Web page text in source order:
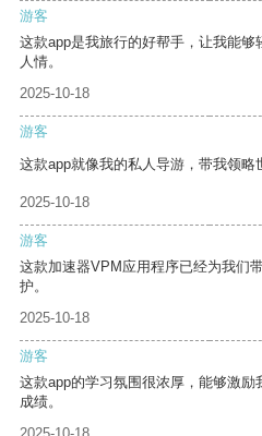
游客
这款app是我旅行的好帮手，让我能
人情。
2025-10-18
游客
这款app就像我的私人导游，带我领略
2025-10-18
游客
这款加速器VPM应用程序已经为我们
护。
2025-10-18
游客
这款app的学习氛围很浓厚，能够激
成绩。